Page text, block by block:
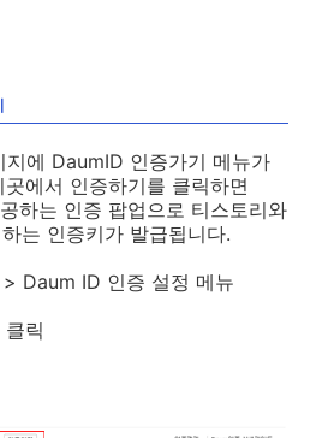
지에 DaumID 인증가기 메뉴가
에서 인증하기를 클릭하면
하는 인증 팝업으로 티스토리와
는 인증키가 발급됩니다.
Daum ID 인증 설정 메뉴
릭